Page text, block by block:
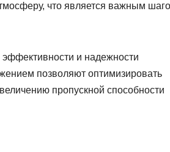
что является важным
эффективности и надежности
позволяют оптимизировать
пропускной способности